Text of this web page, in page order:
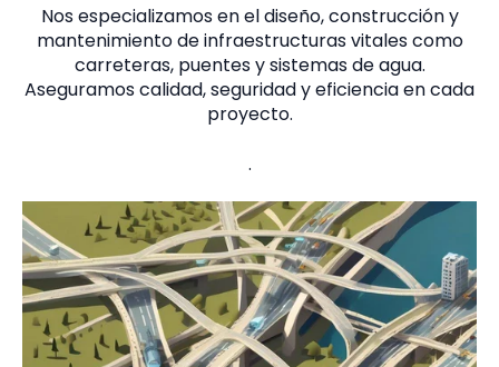
Nos especializamos en el diseño, construcción y
mantenimiento de infraestructuras vitales como
carreteras, puentes y sistemas de agua.
Aseguramos calidad, seguridad y eficiencia en cada
proyecto.
.